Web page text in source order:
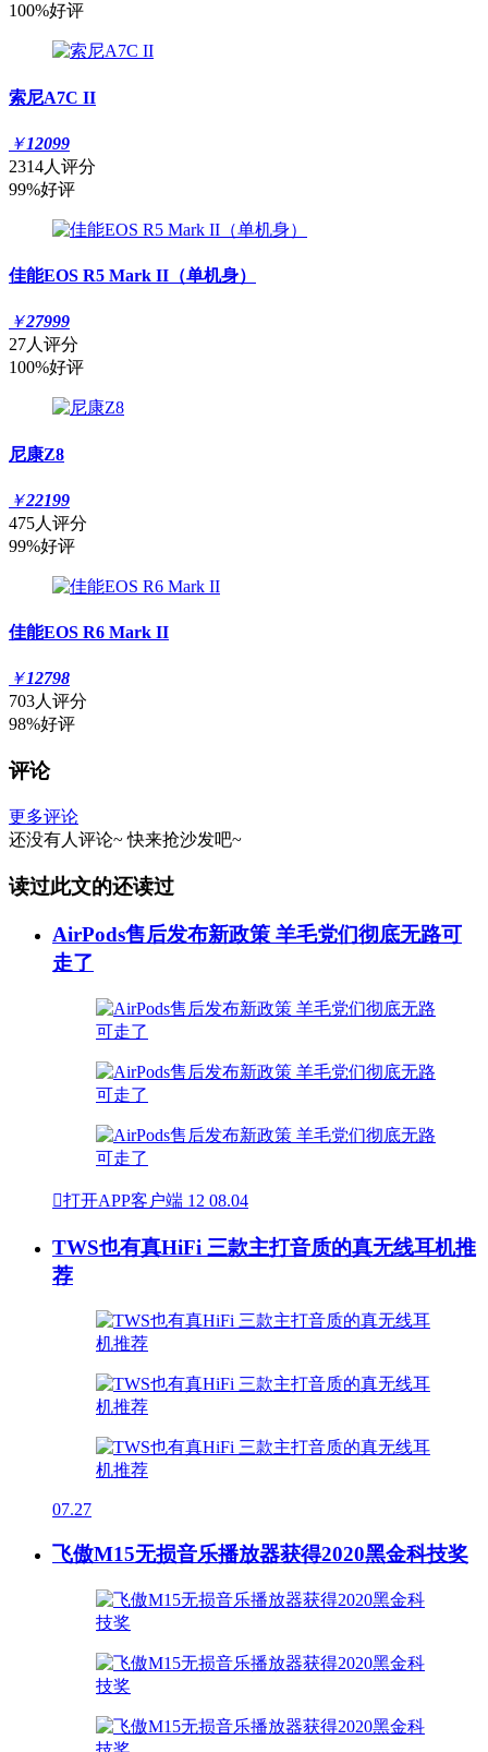
100%好评
索尼A7C II
￥12099
2314人评分
99%好评
佳能EOS R5 Mark II（单机身）
￥27999
27人评分
100%好评
尼康Z8
￥22199
475人评分
99%好评
佳能EOS R6 Mark II
￥12798
703人评分
98%好评
评论
更多评论
还没有人评论~ 快来抢沙发吧~
读过此文的还读过
AirPods售后发布新政策 羊毛党们彻底无路可
走了
打开APP客户端 12 08.04
TWS也有真HiFi 三款主打音质的真无线耳机推
荐
07.27
飞傲M15无损音乐播放器获得2020黑金科技奖